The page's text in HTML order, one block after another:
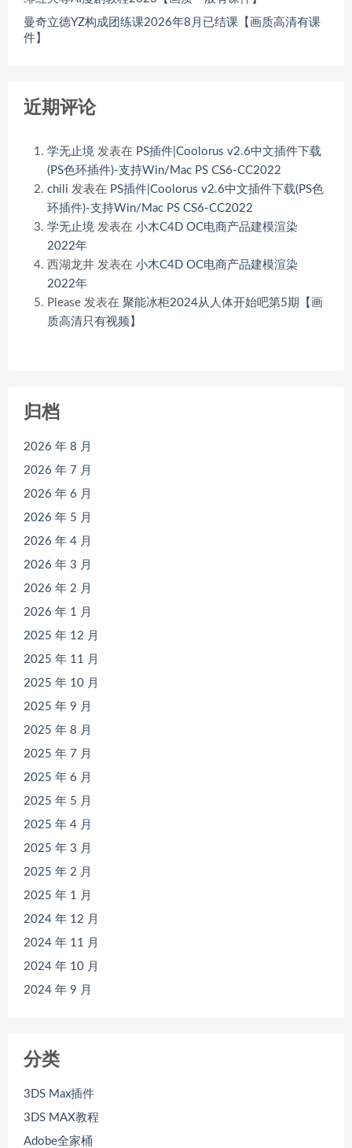
曼奇立德YZ构成团练课2026年8月已结课【画质高清有课
件】
近期评论
学无止境 发表在 PS插件|Coolorus v2.6中文插件下载
(PS色环插件)-支持Win/Mac PS CS6-CC2022
chili 发表在 PS插件|Coolorus v2.6中文插件下载(PS色
环插件)-支持Win/Mac PS CS6-CC2022
学无止境 发表在 小木C4D OC电商产品建模渲染
2022年
西湖龙井 发表在 小木C4D OC电商产品建模渲染
2022年
Please 发表在 聚能冰柜2024从人体开始吧第5期【画
质高清只有视频】
归档
2026 年 8 月
2026 年 7 月
2026 年 6 月
2026 年 5 月
2026 年 4 月
2026 年 3 月
2026 年 2 月
2026 年 1 月
2025 年 12 月
2025 年 11 月
2025 年 10 月
2025 年 9 月
2025 年 8 月
2025 年 7 月
2025 年 6 月
2025 年 5 月
2025 年 4 月
2025 年 3 月
2025 年 2 月
2025 年 1 月
2024 年 12 月
2024 年 11 月
2024 年 10 月
2024 年 9 月
分类
3DS Max插件
3DS MAX教程
Adobe全家桶